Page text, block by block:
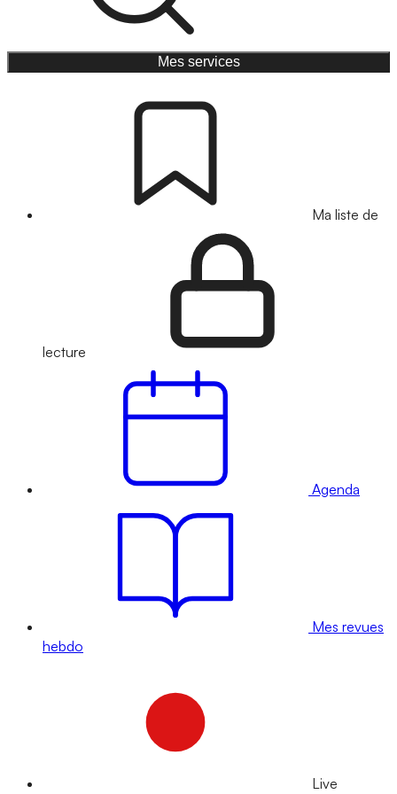
Mes services
Ma liste de
lecture
Agenda
Mes revues
hebdo
Live